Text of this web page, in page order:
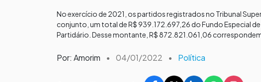
No exercício de 2021, os partidos registrados no Tribunal
conjunto, um total de R$ 939.172.697,26 do Fundo Especial
Partidário. Desse montante, R$ 872.821.061,06
Por: Amorim • 04/01/2022 • Política